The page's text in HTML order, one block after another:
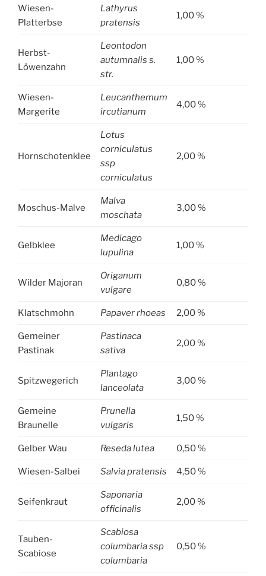
Wiesen-
Platterbse
Lathyrus
pratensis
1,00 %
Herbst-
Löwenzahn
Leontodon
autumnalis s.
str.
1,00 %
Wiesen-
Margerite
Leucanthemum
ircutianum
4,00 %
Hornschotenklee
Lotus
corniculatus
ssp
corniculatus
2,00 %
Moschus-Malve
Malva
moschata
3,00 %
Gelbklee
Medicago
lupulina
1,00 %
Wilder Majoran
Origanum
vulgare
0,80 %
Klatschmohn Papaver rhoeas 2,00 %
Gemeiner
Pastinak
Pastinaca
sativa
2,00 %
Spitzwegerich
Plantago
lanceolata
3,00 %
Gemeine
Braunelle
Prunella
vulgaris
1,50 %
Gelber Wau Reseda lutea 0,50 %
Wiesen-Salbei Salvia pratensis 4,50 %
Seifenkraut
Saponaria
officinalis
2,00 %
Tauben-
Scabiose
Scabiosa
columbaria ssp
columbaria
0,50 %